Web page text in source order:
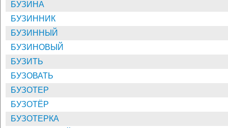
БУЗИНА
БУЗИННИК
БУЗИННЫЙ
БУЗИНОВЫЙ
БУЗИТЬ
БУЗОВАТЬ
БУЗОТЕР
БУЗОТЁР
БУЗОТЕРКА